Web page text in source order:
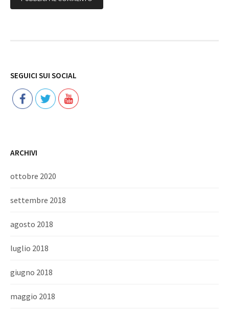
SEGUICI SUI SOCIAL
ARCHIVI
ottobre 2020
settembre 2018
agosto 2018
luglio 2018
giugno 2018
maggio 2018